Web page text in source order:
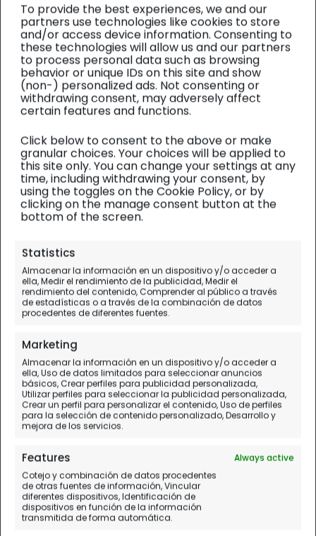
To provide the best experiences, we and our
partners use technologies like cookies to store
and/or access device information. Consenting to
these technologies will allow us and our partners
to process personal data such as browsing
behavior or unique IDs on this site and show
(non-) personalized ads. Not consenting or
withdrawing consent, may adversely affect
certain features and functions.
Click below to consent to the above or make
granular choices. Your choices will be applied to
this site only. You can change your settings at any
time, including withdrawing your consent, by
using the toggles on the Cookie Policy, or by
clicking on the manage consent button at the
bottom of the screen.
Statistics
Almacenar la información en un dispositivo y/o acceder a
ella, Medir el rendimiento de la publicidad, Medir el
rendimiento del contenido, Comprender al público a través
de estadísticas o a través de la combinación de datos
procedentes de diferentes fuentes.
Marketing
Almacenar la información en un dispositivo y/o acceder a
ella, Uso de datos limitados para seleccionar anuncios
básicos, Crear perfiles para publicidad personalizada,
Utilizar perfiles para seleccionar la publicidad personalizada,
Crear un perfil para personalizar el contenido, Uso de perfiles
para la selección de contenido personalizado, Desarrollo y
mejora de los servicios.
Features
Always active
Cotejo y combinación de datos procedentes
de otras fuentes de información, Vincular
diferentes dispositivos, Identificación de
dispositivos en función de la información
transmitida de forma automática.
La playa de
Kinondo